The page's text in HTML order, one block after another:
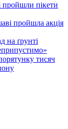
пікети
пройшла акція
на ґрунті
тисяч